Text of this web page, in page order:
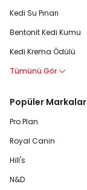
Kedi Su Pınarı
Bentonit Kedi Kumu
Kedi Krema Ödülü
Tümünü Gör
Popüler Markalar
Pro Plan
Royal Canin
Hill's
N&D